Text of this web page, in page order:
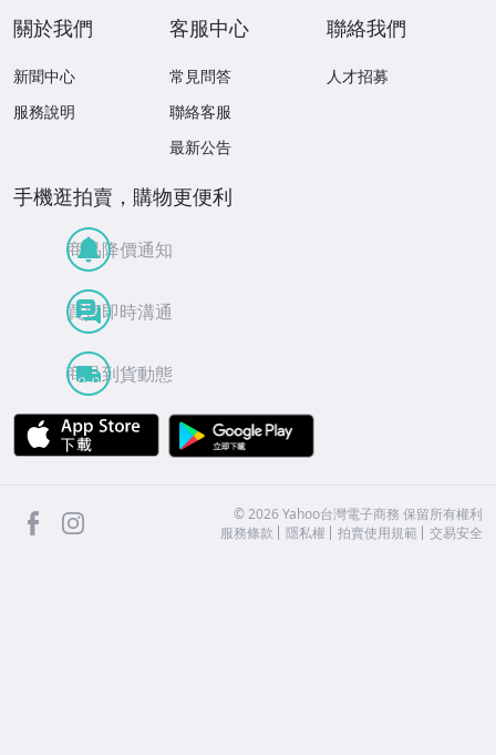
關於我們
新聞中心
服務說明
客服中心
常見問答
聯絡客服
最新公告
聯絡我們
人才招募
手機逛拍賣，購物更便利
商品降價通知
買賣即時溝通
商品到貨動態
APP Store
facebook ©2026 Yahoo台灣電子商務 保留所有權利
服務條款
隱私權 拍賣使用規範 交易安全